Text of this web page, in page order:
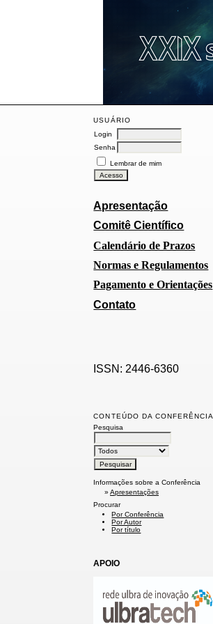
USUÁRIO
Login
Senha
Lembrar de mim
Apresentação
Comitê Científico
Calendário de Prazos
Normas e Regulamentos
Pagamento e Orientações
Contato
ISSN: 2446-6360
CONTEÚDO DA CONFERÊNCIA
Pesquisa
Informações sobre a Conferência
» Apresentações
Procurar
Por Conferência
Por Autor
Por título
APOIO